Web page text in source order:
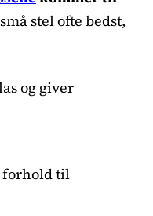
stel ofte bedst,
og giver
forhold til